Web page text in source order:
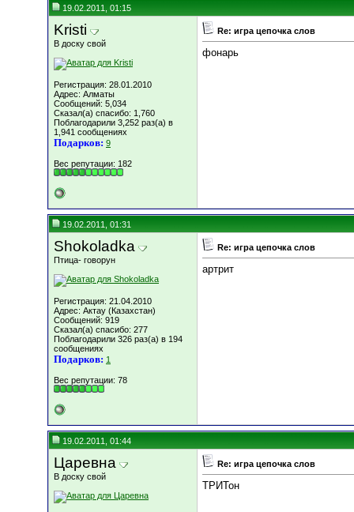
19.02.2011, 01:15
Kristi
В доску свой
Регистрация: 28.01.2010
Адрес: Алматы
Сообщений: 5,034
Сказал(а) спасибо: 1,760
Поблагодарили 3,252 раз(а) в
1,941 сообщениях
Подарков: 9
Вес репутации: 182
Re: игра цепочка слов
фонарь
19.02.2011, 01:31
Shokoladka
Птица- говорун
Регистрация: 21.04.2010
Адрес: Актау (Казахстан)
Сообщений: 919
Сказал(а) спасибо: 277
Поблагодарили 326 раз(а) в 194
сообщениях
Подарков: 1
Вес репутации: 78
Re: игра цепочка слов
артрит
19.02.2011, 01:44
Царевна
В доску свой
Re: игра цепочка слов
ТРИТон